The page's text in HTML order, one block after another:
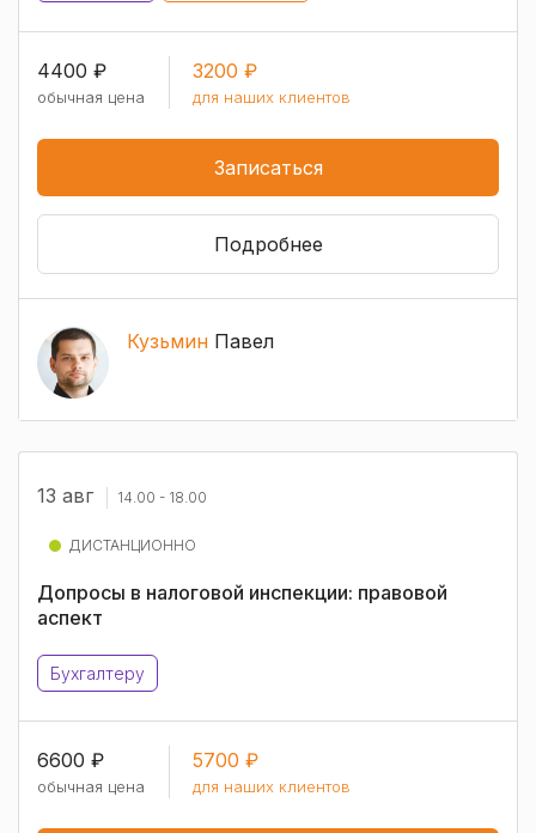
4400 ₽
обычная цена
3200 ₽
для наших клиентов
Записаться
Подробнее
Кузьмин Павел
13 авг 14.00 - 18.00
ДИСТАНЦИОННО
Допросы в налоговой инспекции: правовой
аспект
Бухгалтеру
6600 ₽
обычная цена
5700 ₽
для наших клиентов